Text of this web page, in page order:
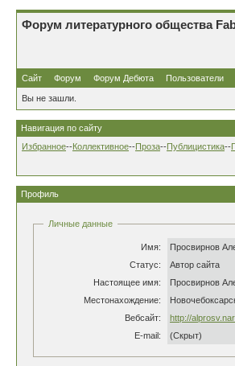
Форум литературного общества
Сайт Форум Форум Дебюта Пользователи
Вы не зашли.
Навигация по сайту
Избранное--Коллективное--Проза--Публицистика--
Профиль
Личные данные
Имя:
Просвирнов
Статус:
Автор сайта
Настоящее имя:
Просвирнов
Местонахождение:
Вебсайт:
http://
E-mail:
(Скрыт)